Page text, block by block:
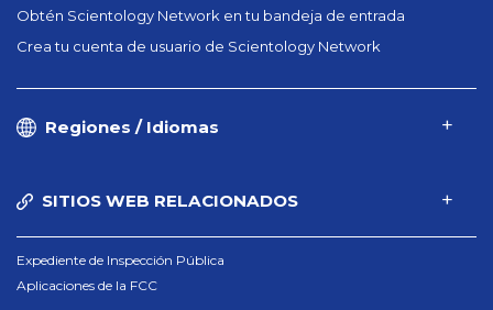
Obtén Scientology Network en tu bandeja de entrada
Crea tu cuenta de usuario de Scientology Network
Regiones / Idiomas
SITIOS WEB RELACIONADOS
Expediente de Inspección Pública
Aplicaciones de la FCC